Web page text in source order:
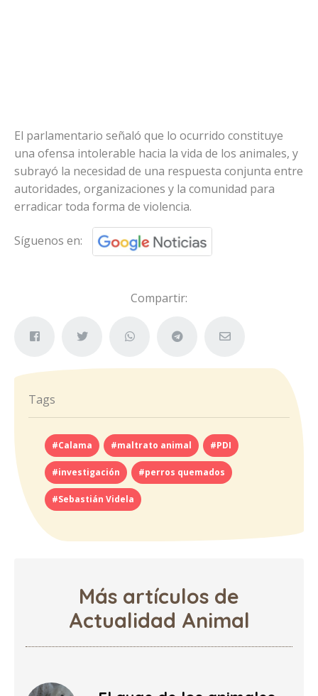
El parlamentario señaló que lo ocurrido constituye
una ofensa intolerable hacia la vida de los animales, y
subrayó la necesidad de una respuesta conjunta entre
autoridades, organizaciones y la comunidad para
erradicar toda forma de violencia.
Síguenos en:
Compartir:
Tags
#Calama #maltrato animal #PDI
#investigación #perros quemados
#Sebastián Videla
Más artículos de
Actualidad Animal